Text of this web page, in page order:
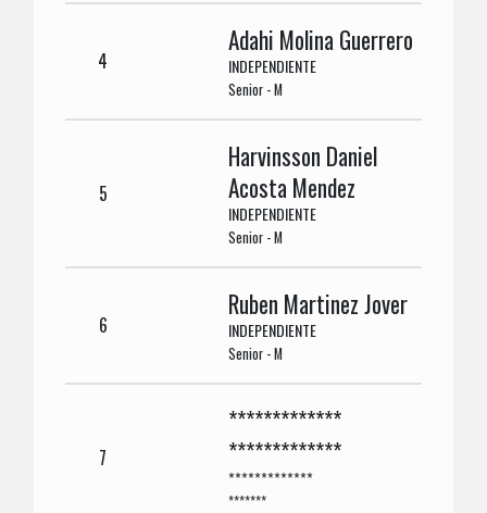
4
Adahi Molina Guerrero
INDEPENDIENTE
Senior - M
5
Harvinsson Daniel
Acosta Mendez
INDEPENDIENTE
Senior - M
6
Ruben Martinez Jover
INDEPENDIENTE
Senior - M
7
*************
*************
*************
*******